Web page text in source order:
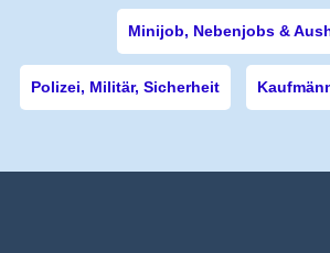
Minijob, Nebenjobs &
Polizei, Militär, Sicherheit